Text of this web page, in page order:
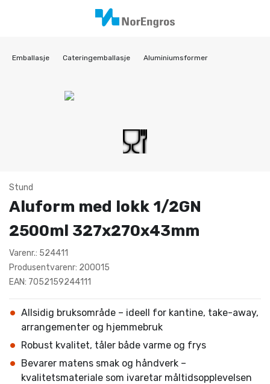
Emballasje Cateringemballasje Aluminiumsformer
Stund
Aluform med lokk 1/2GN
2500ml 327x270x43mm
Varenr.: 524411
Produsentvarenr: 200015
EAN: 7052159244111
Allsidig bruksområde – ideell for kantine, take-away,
arrangementer og hjemmebruk
Robust kvalitet, tåler både varme og frys
Bevarer matens smak og håndverk –
kvalitetsmateriale som ivaretar måltidsopplevelsen